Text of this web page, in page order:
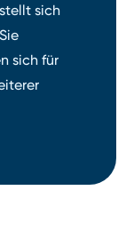
sich
sich für